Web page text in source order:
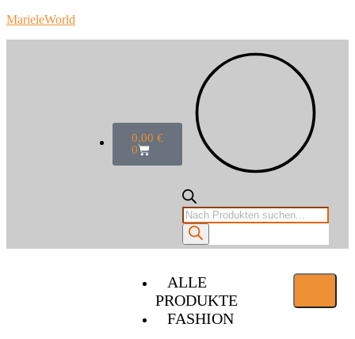
MarieleWorld
0,00 €
0
ALLE
PRODUKTE
FASHION